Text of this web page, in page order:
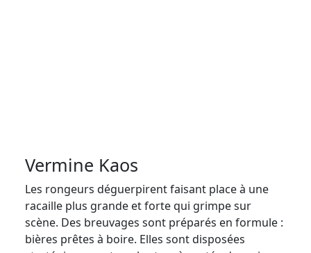
Vermine Kaos
Les rongeurs déguerpirent faisant place à une
racaille plus grande et forte qui grimpe sur
scène. Des breuvages sont préparés en formule :
bières prêtes à boire. Elles sont disposées